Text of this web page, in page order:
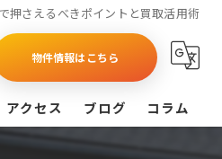
押さえるべきポイントと買取活用術
物件情報はこちら
アクセス ブログ コラム